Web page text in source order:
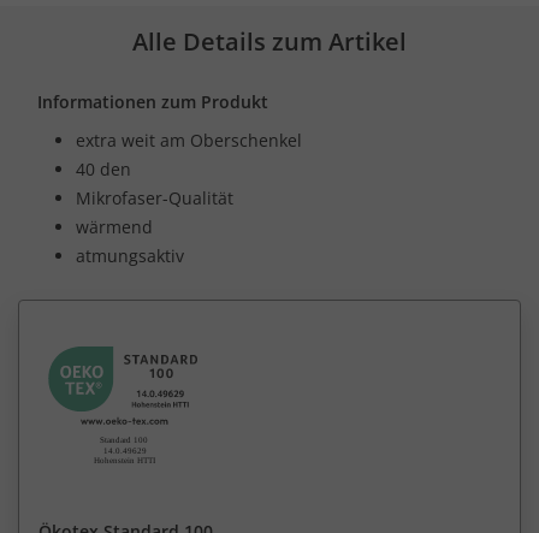
Alle Details zum Artikel
Informationen zum Produkt
extra weit am Oberschenkel
40 den
Mikrofaser-Qualität
wärmend
atmungsaktiv